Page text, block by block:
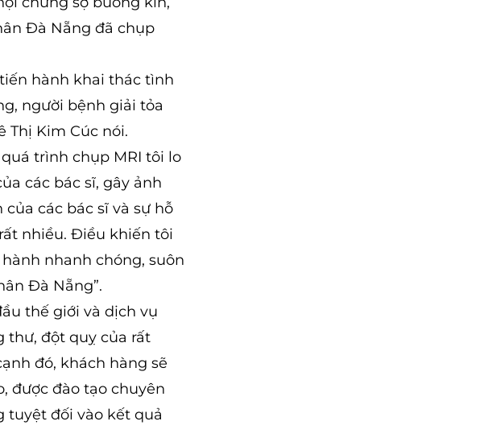
Đà Nẵng đã chụp
hành khai thác tình
người bệnh giải tỏa
Thị Kim Cúc nói.
trình chụp MRI tôi lo
các bác sĩ, gây ảnh
các bác sĩ và sự hỗ
nhiều. Điều khiến tôi
nhanh chóng, suôn
Đà Nẵng”.
thế giới và dịch vụ
thư, đột quỵ của rất
đó, khách hàng sẽ
được đào tạo chuyên
tuyệt đối vào kết quả